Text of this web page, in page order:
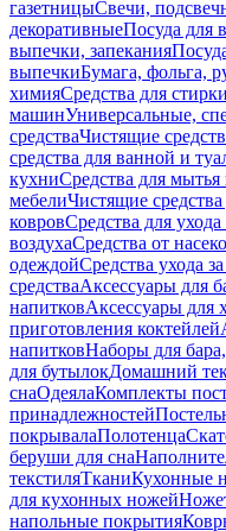
газетницыСвечи,
декоративныеПосуда для
выпечки, запекания
выпечкиБумага, фольга,
химияСредства для стирки
машинУниверсальные,
средстваЧистящие
средства для ванной и
кухниСредства для
мебелиЧистящие
ковровСредства для ухода
воздухаСредства от
одеждойСредства ухода
средстваАксессуары для
напитковАксессуары для
приготовления коктейлей
напитковНаборы для
для бутылокДомашний
снаОдеялаКомплекты
принадлежностей
покрывалаПолотенца
беруши для сна
текстиляТканиКухонные
для кухонных ножей
напольные покрытия